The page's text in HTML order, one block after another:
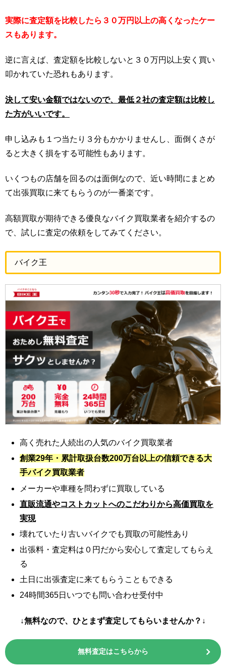
実際に査定額を比較したら３０万円以上の高くなったケー
スもあります。
逆に言えば、査定額を比較しないと３０万円以上安く買い
叩かれていた恐れもあります。
決して安い金額ではないので、最低２社の査定額は比較し
た方がいいです。
申し込みも１つ当たり３分もかかりませんし、面倒くさが
ると大きく損をする可能性もあります。
いくつもの店舗を回るのは面倒なので、近い時間にまとめ
て出張買取に来てもらうのが一番楽です。
高額買取が期待できる優良なバイク買取業者を紹介するの
で、試しに査定の依頼をしてみてください。
バイク王
高く売れた人続出の人気のバイク買取業者
創業29年・累計取扱台数200万台以上の信頼できる大
手バイク買取業者
メーカーや車種を問わずに買取している
直販流通やコストカットへのこだわりから高価買取を
実現
壊れていたり古いバイクでも買取の可能性あり
出張料・査定料は０円だから安心して査定してもらえ
る
土日に出張査定に来てもらうこともできる
24時間365日いつでも問い合わせ受付中
↓無料なので、ひとまず査定してもらいませんか？↓
無料査定はこちらから